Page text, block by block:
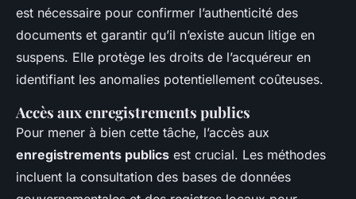
est nécessaire pour confirmer l’authenticité des
documents et garantir qu’il n’existe aucun litige en
suspens. Elle protège les droits de l’acquéreur en
identifiant les anomalies potentiellement coûteuses.
Accès aux enregistrements publics
Pour mener à bien cette tâche, l’accès aux
enregistrements publics est crucial. Les méthodes
incluent la consultation des bases de données